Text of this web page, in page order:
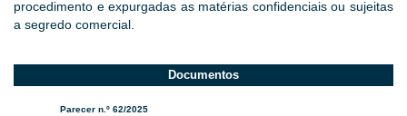
procedimento e expurgadas as matérias confidenciais ou sujeitas
a segredo comercial.
Documentos​
Parecer n.º 62/2025